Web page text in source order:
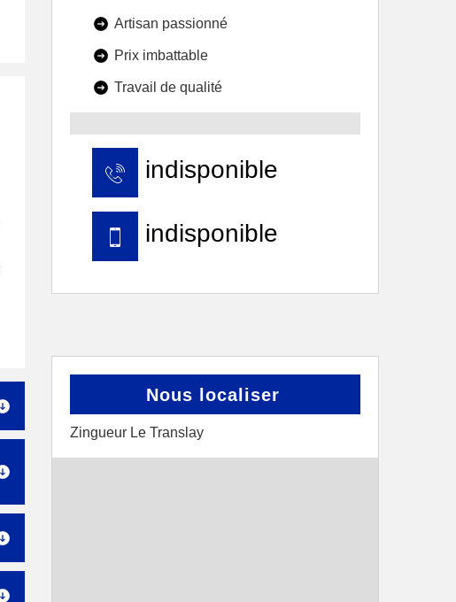
Artisan passionné
Prix imbattable
Travail de qualité
indisponible
indisponible
Nous localiser
Zingueur Le Translay